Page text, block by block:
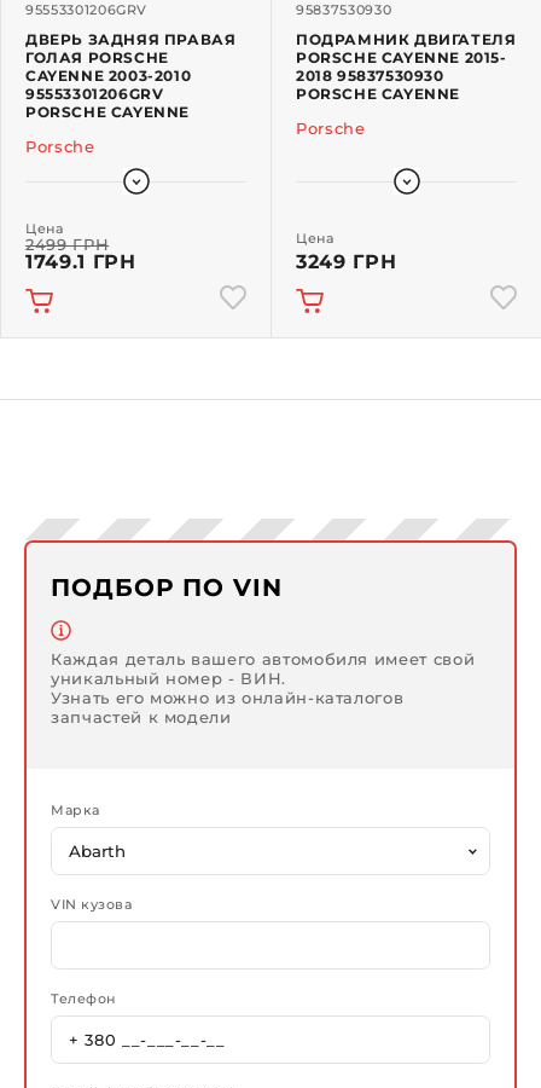
95553301206GRV
ДВЕРЬ ЗАДНЯЯ ПРАВАЯ
ГОЛАЯ PORSCHE
CAYENNE 2003-2010
95553301206GRV
PORSCHE CAYENNE
Porsche
Цена
2499 ГРН
1749.1 ГРН
95837530930
ПОДРАМНИК ДВИГАТЕЛЯ
PORSCHE CAYENNE 2015-
2018 95837530930
PORSCHE CAYENNE
Porsche
Цена
3249 ГРН
ПОДБОР ПО VIN
Каждая деталь вашего автомобиля имеет свой
уникальный номер - ВИН.
Узнать его можно из онлайн-каталогов
запчастей к модели
Марка
VIN кузова
Телефон